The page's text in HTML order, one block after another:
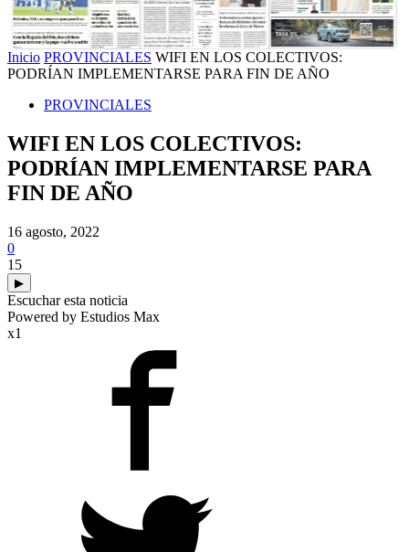
Inicio PROVINCIALES WIFI EN LOS COLECTIVOS:
PODRÍAN IMPLEMENTARSE PARA FIN DE AÑO
PROVINCIALES
WIFI EN LOS COLECTIVOS:
PODRÍAN IMPLEMENTARSE PARA
FIN DE AÑO
16 agosto, 2022
0
15
▶
Escuchar esta noticia
Powered by Estudios Max
x1